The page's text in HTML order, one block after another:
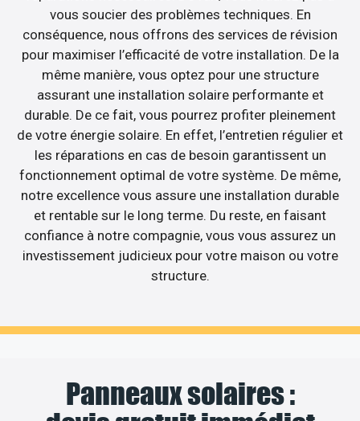
vous soucier des problèmes techniques. En
conséquence, nous offrons des services de révision
pour maximiser l’efficacité de votre installation. De la
même manière, vous optez pour une structure
assurant une installation solaire performante et
durable. De ce fait, vous pourrez profiter pleinement
de votre énergie solaire. En effet, l’entretien régulier et
les réparations en cas de besoin garantissent un
fonctionnement optimal de votre système. De même,
notre excellence vous assure une installation durable
et rentable sur le long terme. Du reste, en faisant
confiance à notre compagnie, vous vous assurez un
investissement judicieux pour votre maison ou votre
structure.
Panneaux solaires :